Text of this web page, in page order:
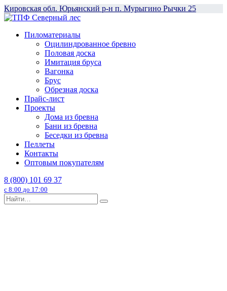
Перейти
к
Кировская обл. Юрьянский р-н п. Мурыгино Рычки 25
Пиломатериалы
Оцилиндрованное бревно
Половая доска
Имитация бруса
Вагонка
Брус
Обрезная доска
Прайс-лист
Проекты
Дома из бревна
Бани из бревна
Беседки из бревна
Пеллеты
Контакты
Оптовым покупателям
8 (800) 101 69 37
с 8:00 до 17:00
Search
for: